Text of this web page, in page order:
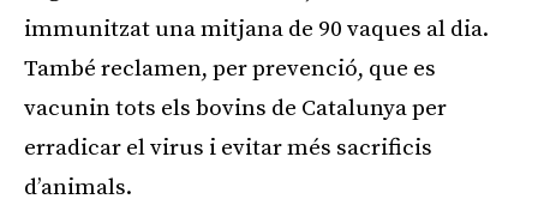
immunitzat una mitjana de 90 vaques al dia.
També reclamen, per prevenció, que es
vacunin tots els bovins de Catalunya per
erradicar el virus i evitar més sacrificis
d’animals.